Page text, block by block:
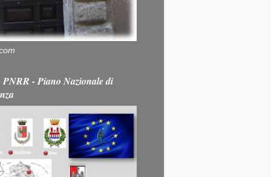
- Piano Nazionale di